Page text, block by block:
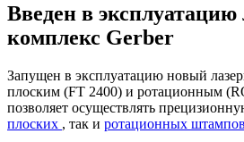
Введен в
комплекс Gerber
Запущен в эксплуатацию новый
плоским (FT 2400) и ротационным
позволяет осуществлять
плоских , так и ротационных штампов